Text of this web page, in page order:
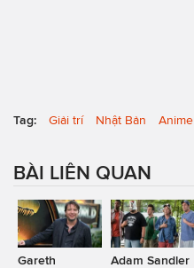
Tag: Giải trí Nhật Bản Anime
BÀI LIÊN QUAN
Gareth
Adam Sandler